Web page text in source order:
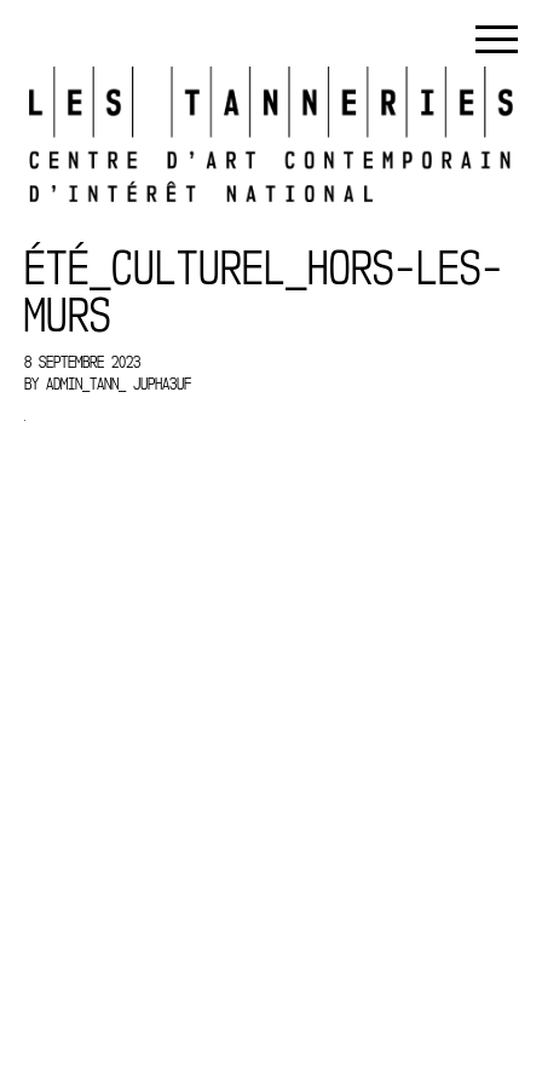
ÉTÉ_CULTUREL_HORS-LES-
MURS
8 SEPTEMBRE 2023
BY ADMIN_TANN_ JUPHA3UF